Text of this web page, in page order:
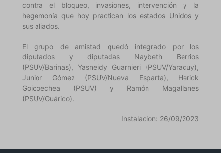
contra el bloqueo, invasiones, intervención y la
hegemonía que hoy practican los estados Unidos y
sus aliados.
El grupo de amistad quedó integrado por los
diputados y diputadas Naybeth Berrios
(PSUV/Barinas), Yasneidy Guarnieri (PSUV/Yaracuy),
Junior Gómez (PSUV/Nueva Esparta), Herick
Goicoechea (PSUV) y Ramón Magallanes
(PSUV/Guárico).
Instalacion: 26/09/2023